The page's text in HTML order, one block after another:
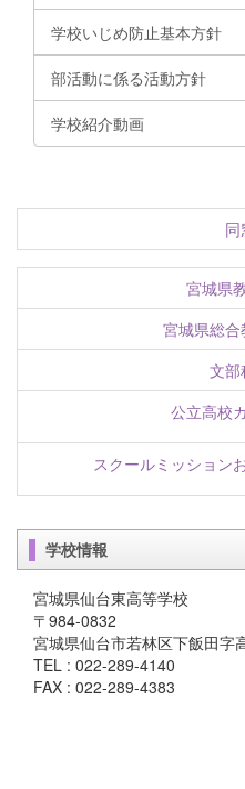
学校いじめ防止基本方針
部活動に係る活動方針
学校紹介動画
同
宮城県
宮城県総
文部
公立高校
スクールミッション
学校情報
宮城県仙台東高等学校
〒984-0832
宮城県仙台市若林区下飯田字
TEL : 022-289-4140
FAX : 022-289-4383